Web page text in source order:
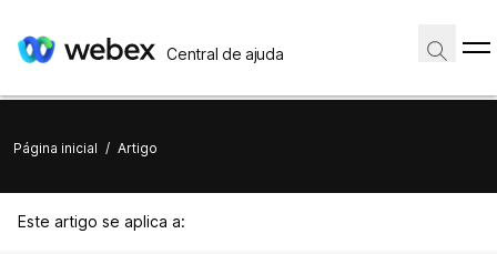
Central de ajuda
Página inicial / Artigo
Este artigo se aplica a: